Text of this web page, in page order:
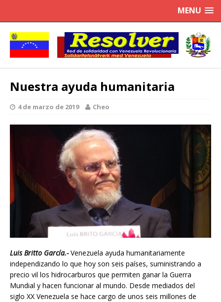
MENU
Nuestra ayuda humanitaria
4 de marzo de 2019 Cheo
Luis Britto García.-Venezuela ayuda humanitariamente
independizando lo que hoy son seis países, suministrando a
precio vil los hidrocarburos que permiten ganar la Guerra
Mundial y hacen funcionar al mundo. Desde mediados del
siglo XX Venezuela se hace cargo de unos seis millones de